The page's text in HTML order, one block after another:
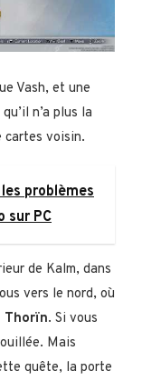
Vash, et une
n’a plus la
cartes voisin.
problèmes
sur PC
de Kalm, dans
vers le nord, où
Thorïn. Si vous
Mais
quête, la porte